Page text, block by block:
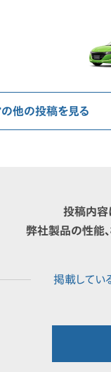
他の投稿を見る
投稿内容
弊社製品の性能